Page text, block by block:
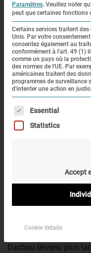
16
La
Christ
du Christ («
concentration. Les
Dachau devenu plus
Paramètres. Veuillez noter
peut que certaines fonctions
Certains services traitent
Unis. Par votre
consentez également au
conformément à l'art. 49 (1)
comme un pays où la
des normes de l'UE. Par
américaines traitent des
programmes de surveillance
d'intenter une action en
La liste suivante
Essential
Statistics
Accept
Cookie details